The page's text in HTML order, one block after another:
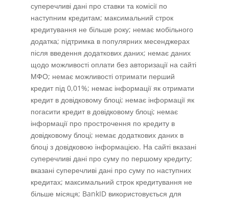
суперечливі дані про ставки та комісії по
наступним кредитам; максимальний строк
кредитування не більше року; немає мобільного
додатка; підтримка в популярних месенджерах
після введення додаткових даних; немає даних
щодо можливості оплати без авторизації на сайті
МФО; немає можливості отримати перший
кредит під 0,01%; немає інформації як отримати
кредит в довідковому блоці; немає інформації як
погасити кредит в довідковому блоці; немає
інформації про прострочення по кредиту в
довідковому блоці; немає додаткових даних в
блоці з довідковою інформацією. На сайті вказані
суперечливі дані про суму по першому кредиту;
вказані суперечливі дані про суму по наступних
кредитах; максимальний строк кредитування не
більше місяця; BankID використовується для